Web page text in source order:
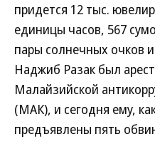
придется 12 тыс.
единицы часов, 567
пары солнечных очков
Наджиб Разак был
Малайзийской
(МАК), и сегодня ему,
предъявлены пять